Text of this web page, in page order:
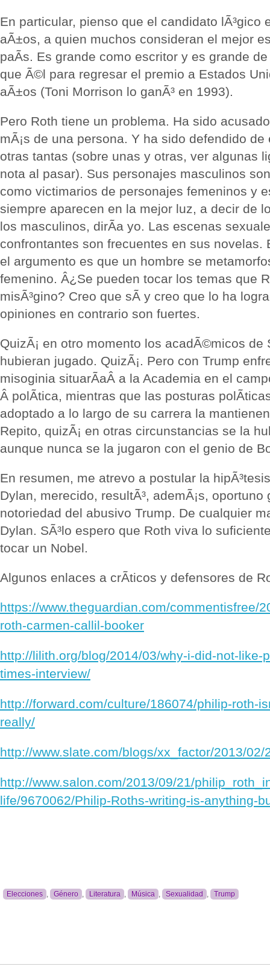
En particular, pienso que el candidato lÃ³gico
aÃ±os, a quien muchos consideran el mejor
paÃ­s. Es grande como escritor y es grande
que Ã©l para regresar el premio a Estados
aÃ±os (Toni Morrison lo ganÃ³ en 1993).
Pero Roth tiene un problema. Ha sido
mÃ¡s de una persona. Y ha sido defendido de
otras tantas (sobre unas y otras, ver algunas
nota al pasar). Sus personajes masculinos
como victimarios de personajes femeninos y
siempre aparecen en la mejor luz, a decir de
los masculinos, dirÃ­a yo. Las escenas
confrontantes son frecuentes en sus novelas.
el argumento es que un hombre se
femenino. Â¿Se pueden tocar los temas que
misÃ³gino? Creo que sÃ­ y creo que lo ha
opiniones en contrario son fuertes.
QuizÃ¡ en otro momento los acadÃ©micos de
hubieran jugado. QuizÃ¡. Pero con Trump
misoginia situarÃ­aÂ a la Academia en el
Â polÃ­tica, mientras que las posturas
adoptado a lo largo de su carrera la
Repito, quizÃ¡ en otras circunstancias se la
aunque nunca se la jugaron con el genio de
En resumen, me atrevo a postular la
Dylan, merecido, resultÃ³, ademÃ¡s, oportuno
notoriedad del abusivo Trump. De cualquier
Dylan. SÃ³lo espero que Roth viva lo
tocar un Nobel.
Algunos enlaces a crÃ­ticos y defensores de
https://www.theguardian.com/commentisfree/
roth-carmen-callil-booker
http://lilith.org/blog/2014/03/why-i-did-not-like-
times-interview/
http://forward.com/culture/186074/philip-roth-
really/
http://www.slate.com/blogs/xx_factor/2013/
http://www.salon.com/2013/09/21/
life/9670062/Philip-Roths-writing-is-anything-
Elecciones , Género , Literatura , Música , Sexualidad , Trump